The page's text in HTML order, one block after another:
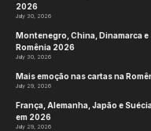
2026
July 30, 2026
Montenegro, China, Dinamarca
Romênia 2026
July 30, 2026
Mais emoção nas cartas na
July 29, 2026
França, Alemanha, Japão e
em 2026
July 29, 2026